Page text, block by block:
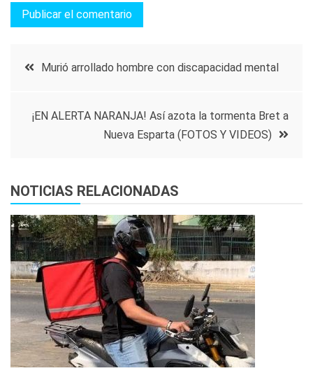
Navegación
Murió arrollado hombre con discapacidad mental
¡EN ALERTA NARANJA! Así azota la tormenta Bret a
Nueva Esparta (FOTOS Y VIDEOS)
NOTICIAS RELACIONADAS